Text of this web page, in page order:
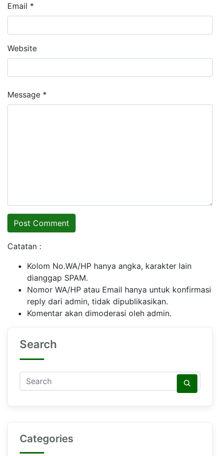
Email *
Website
Message *
Catatan :
Kolom No.WA/HP hanya angka, karakter lain
dianggap SPAM.
Nomor WA/HP atau Email hanya untuk konfirmasi
reply dari admin, tidak dipublikasikan.
Komentar akan dimoderasi oleh admin.
Search
Categories